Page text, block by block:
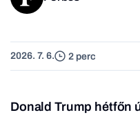
2026. 7. 6. 2 perc
Donald Trump hétfőn